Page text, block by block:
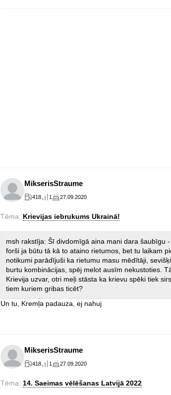
MikserisStraume
418 1 27.09.2020
Tēma: Krievijas iebrukums Ukrainā!
msh rakstīja: Šī divdomīgā aina mani dara šaubīgu
forši ja būtu tā kā to ataino rietumos, bet tu laikam
notikumi parādījuši ka rietumu masu mēdītāji,
burtu kombinācijas, spēj melot ausīm nekustoties.
Krievija uzvar, otri meļi stāsta ka krievu spēki tiek
tiem kuriem gribas ticēt?
Un tu, Kremļa padauza, ej nahuj
MikserisStraume
418 1 27.09.2020
Tēma: 14. Saeimas vēlēšanas Latvijā 2022